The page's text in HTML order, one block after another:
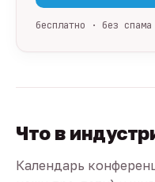
бесплатно · без
Что в
Календарь